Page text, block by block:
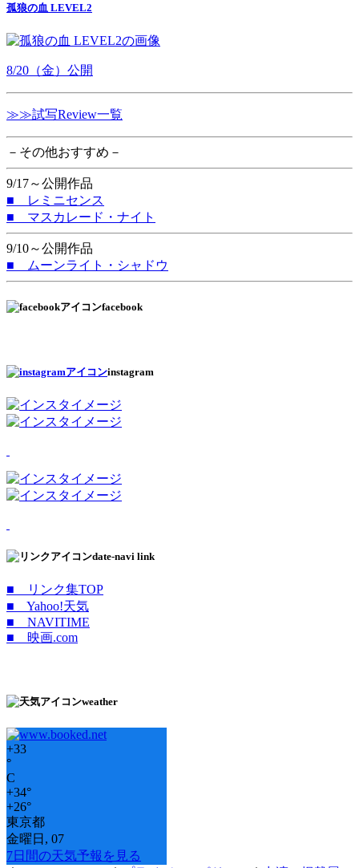
孤狼の血 LEVEL2
8/20（金）公開
≫≫試写Review一覧
－その他おすすめ－
9/17～公開作品
■ レミニセンス
■ マスカレード・ナイト
9/10～公開作品
■ ムーンライト・シャドウ
facebook
instagram
date-navi link
■ リンク集TOP
■ Yahoo!天気
■ NAVITIME
■ 映画.com
weather
+33
°
C
+34°
+26°
東京都
金曜日, 07
7日間の天気予報を見る